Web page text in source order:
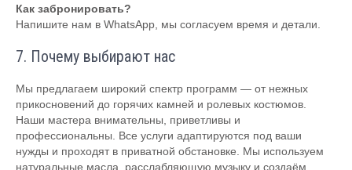
Как забронировать?
Напишите нам в WhatsApp, мы согласуем время и детали.
7. Почему выбирают нас
Мы предлагаем широкий спектр программ — от нежных
прикосновений до горячих камней и ролевых костюмов.
Наши мастера внимательны, приветливы и
профессиональны. Все услуги адаптируются под ваши
нужды и проходят в приватной обстановке. Мы используем
натуральные масла, расслабляющую музыку и создаём